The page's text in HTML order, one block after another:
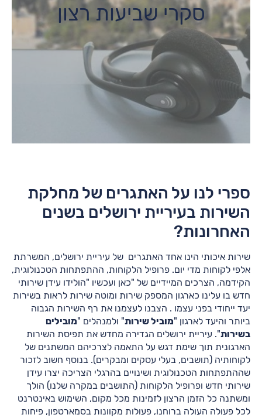
סקרי שביעות רצון
ספרי לנו על האתגרים של מחלקת
השירות בעיריית ירושלים בשנים
האחרונות?
שירות איכותי הינו אחד האתגרים של עיריית ירושלים, המשרתת
אלפי לקוחות מדי יום. פרופיל הלקוחות, ההתפתחות הטכנולוגית,
הקידמה, הצרכים המיידיים של "כאן ועכשיו "הולידו עידן שירותי
חדש בו עלינו כארגון המספק שירות ומוטה שירות לראות בשירות
יעד ייחודי בפני עצמו . הצבנו לעצמנו את רף השירות הגבוה
ביותר והיעד לארגון "מוביל שירות" ולמנהלים "מובילים
בשירות". עיריית ירושלים הגדירה מחדש את תפיסת השירות
הארגונית תוך שימת דגש על התאמה לצרכיהם המשתנים של
לקוחותיה (תושבים, בעלי עסקים ומבקרים). בנוסף חשוב לזכור
שההתפתחות הטכנולוגית ושינויים בהרגלי הצריכה יצרו עידן
שירותי חדש ופרופיל הלקוחות (התושבים במקרה שלנו) הולך
ומשתנה כל הזמן הרצון לזמינות מכל מקום, השימוש באינטרנט
לכל פעולה העולה ברוחנו, פעולות מקוונות בסמארטפון, פיחות